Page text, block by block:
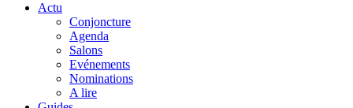
Actu
Conjoncture
Agenda
Salons
Evénements
Nominations
A lire